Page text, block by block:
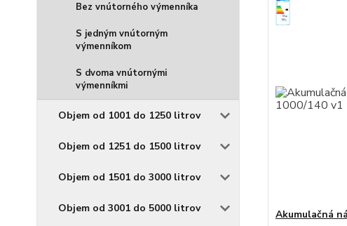
Bez vnútorného výmenníka
S jedným vnútorným
výmenníkom
S dvoma vnútornými
výmenníkmi
Objem od 1001 do 1250 litrov
Objem od 1251 do 1500 litrov
Objem od 1501 do 3000 litrov
Objem od 3001 do 5000 litrov Akumulačná